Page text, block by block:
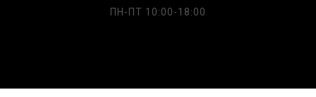
ПН-ПТ 10:00-18:00